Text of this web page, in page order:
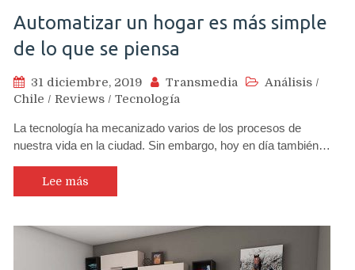
Automatizar un hogar es más simple
de lo que se piensa
31 diciembre, 2019 Transmedia Análisis /
Chile / Reviews / Tecnología
La tecnología ha mecanizado varios de los procesos de
nuestra vida en la ciudad. Sin embargo, hoy en día también…
Lee más